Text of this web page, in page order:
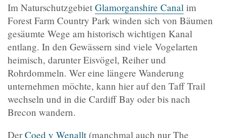
Im Naturschutzgebiet Glamorganshire Canal im
Forest Farm Country Park winden sich von Bäumen
gesäumte Wege am historisch wichtigen Kanal
entlang. In den Gewässern sind viele Vogelarten
heimisch, darunter Eisvögel, Reiher und
Rohrdommeln. Wer eine längere Wanderung
unternehmen möchte, kann hier auf den Taff Trail
wechseln und in die Cardiff Bay oder bis nach
Brecon wandern.
DerCoed y Wenallt(manchmal auch nur The